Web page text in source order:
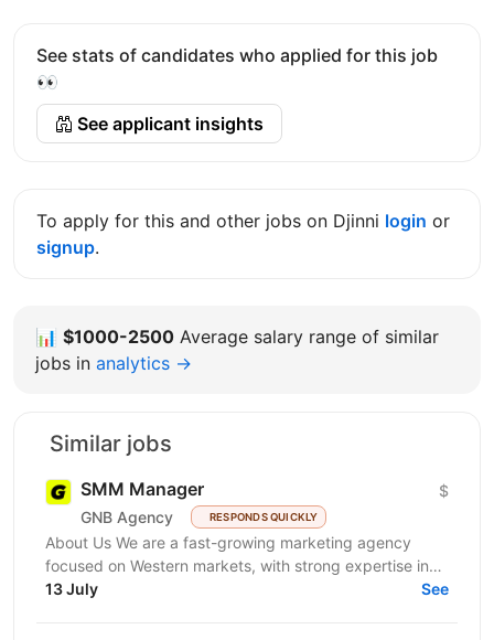
See stats of candidates who applied for this job
👀
See applicant insights
To apply for this and other jobs on Djinni login or
signup.
📊 $1000-2500 Average salary range of similar
jobs in analytics →
Similar jobs
SMM Manager
GNB Agency RESPONDS QUICKLY
$
About Us We are a fast-growing marketing agency
focused on Western markets, with strong expertise in
cryptocurrency, gambling, and betting. We work with...
13 July See